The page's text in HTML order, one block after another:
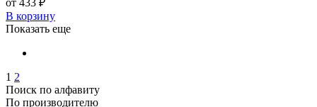
от 433 ₽
В корзину
Показать еще
1 2
Поиск по алфавиту
По производителю